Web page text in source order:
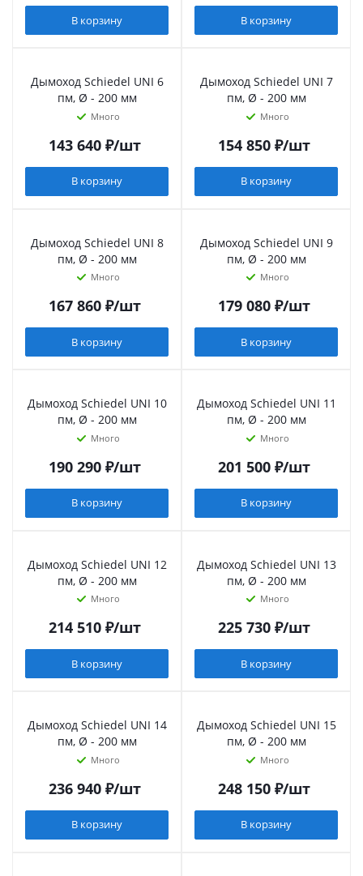
В корзину В корзину
Дымоход Schiedel UNI 6
пм, Ø - 200 мм
Много
143 640₽/шт
В корзину
Дымоход Schiedel UNI 7
пм, Ø - 200 мм
Много
154 850₽/шт
В корзину
Дымоход Schiedel UNI 8
пм, Ø - 200 мм
Много
167 860₽/шт
В корзину
Дымоход Schiedel UNI 9
пм, Ø - 200 мм
Много
179 080₽/шт
В корзину
Дымоход Schiedel UNI 10
пм, Ø - 200 мм
Много
190 290₽/шт
В корзину
Дымоход Schiedel UNI 11
пм, Ø - 200 мм
Много
201 500₽/шт
В корзину
Дымоход Schiedel UNI 12
пм, Ø - 200 мм
Много
214 510₽/шт
В корзину
Дымоход Schiedel UNI 13
пм, Ø - 200 мм
Много
225 730₽/шт
В корзину
Дымоход Schiedel UNI 14
пм, Ø - 200 мм
Много
236 940₽/шт
В корзину
Дымоход Schiedel UNI 15
пм, Ø - 200 мм
Много
248 150₽/шт
В корзину